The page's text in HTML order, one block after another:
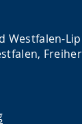
Westfalen-